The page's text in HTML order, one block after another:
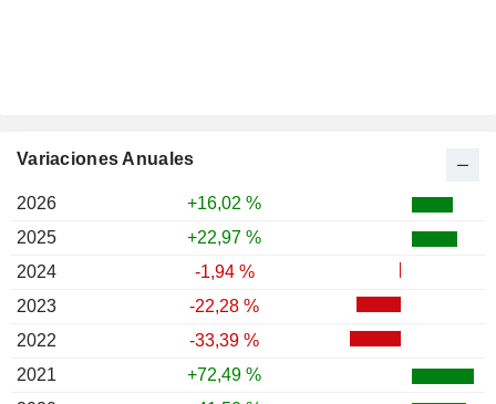
Variaciones Anuales
2026
+16,02 %
2025
+22,97 %
2024
-1,94 %
2023
-22,28 %
2022
-33,39 %
2021
+72,49 %